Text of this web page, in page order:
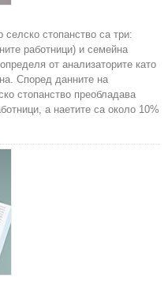
стопанство са три:
работници) и семейна
от анализаторите като
Според данните на
стопанство преобладава
а наетите са около 10%